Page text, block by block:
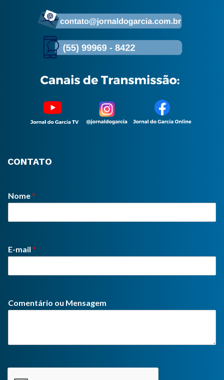
CONTATO
Nome*
E-mail *
Comentário ou Mensagem